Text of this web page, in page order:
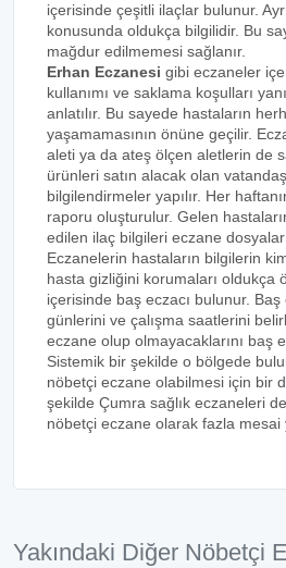
içerisinde çeşitli ilaçlar bulunur.
konusunda oldukça bilgilidir. Bu
mağdur edilmemesi sağlanır.
Erhan Eczanesi gibi eczaneler
kullanımı ve saklama koşulları
anlatılır. Bu sayede hastaların
yaşamamasının önüne geçilir.
aleti ya da ateş ölçen aletlerin de
ürünleri satın alacak olan
bilgilendirmeler yapılır. Her
raporu oluşturulur. Gelen
edilen ilaç bilgileri eczane
Eczanelerin hastaların bilgilerin
hasta gizliğini korumaları oldukça
içerisinde baş eczacı bulunur. Baş
günlerini ve çalışma saatlerini
eczane olup olmayacaklarını baş
Sistemik bir şekilde o bölgede
nöbetçi eczane olabilmesi için bir
şekilde Çumra sağlık eczaneleri
nöbetçi eczane olarak fazla mesai
Yakındaki Diğer Nöbetçi